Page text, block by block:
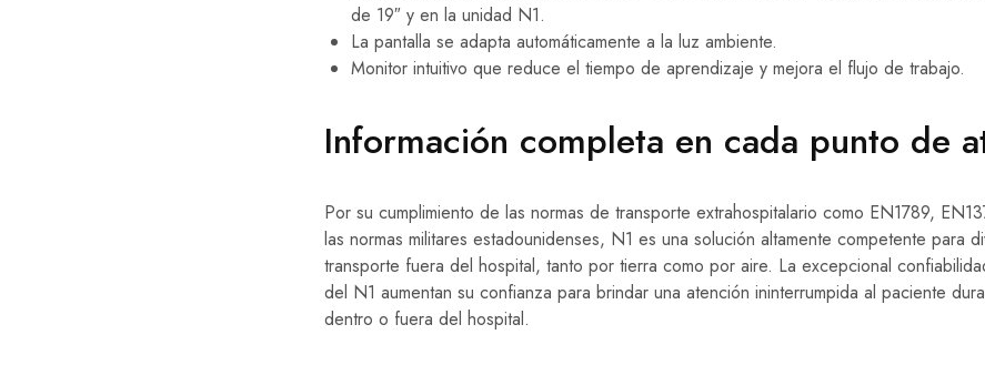
de 19″ y en la unidad N1.
La pantalla se adapta automáticamente a la luz ambiente.
Monitor intuitivo que reduce el tiempo de aprendizaje y mejora el flujo de trabajo.
Información completa en cada punto de
Por su cumplimiento de las normas de transporte extrahospitalario como EN1789,
las normas militares estadounidenses, N1 es una solución altamente competente para
transporte fuera del hospital, tanto por tierra como por aire. La excepcional
del N1 aumentan su confianza para brindar una atención ininterrumpida al paciente
dentro o fuera del hospital.